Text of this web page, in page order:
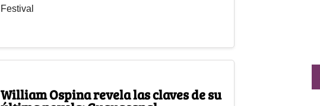
Festival
William Ospina revela las claves de su